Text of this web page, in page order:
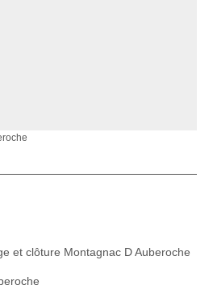
et clôture Montagnac D Auberoche